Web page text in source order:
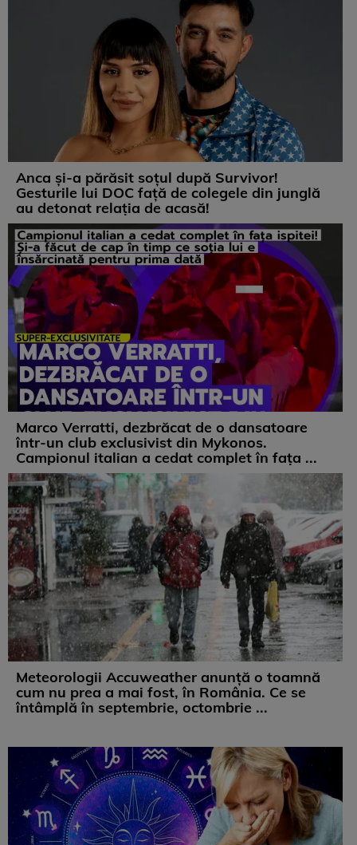
Anca și-a părăsit soțul după Survivor!
Gesturile lui DOC față de colegele din junglă
au detonat relația de acasă!
Marco Verratti, dezbrăcat de o dansatoare
într-un club exclusivist din Mykonos.
Campionul italian a cedat complet în fața ...
Meteorologii Accuweather anunță o toamnă
cum nu prea a mai fost, în România. Ce se
întâmplă în septembrie, octombrie ...